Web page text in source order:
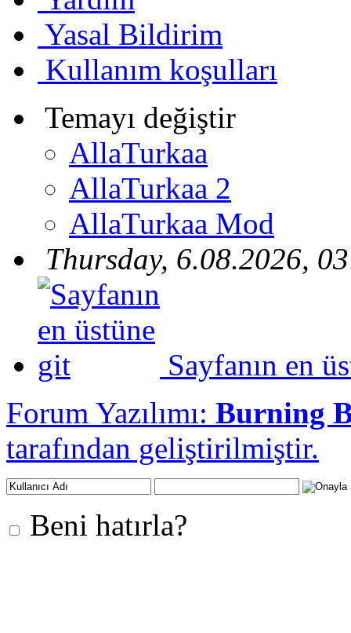
Yasal Bildirim
Kullanım koşulları
Temayı değiştir
AllaTurkaa
AllaTurkaa 2
AllaTurkaa Mod
Thursday, 6.08.2026,
Sayfanın en
Forum Yazılımı: Burning
tarafından geliştirilmiştir.
Beni hatırla?